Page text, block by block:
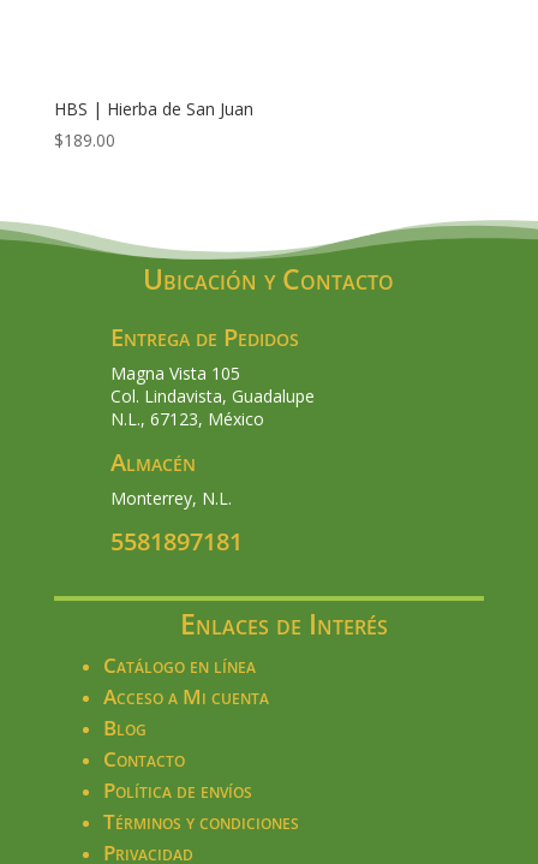
HBS | Hierba de San Juan
$189.00
Ubicación y Contacto
Entrega de Pedidos
Magna Vista 105
Col. Lindavista, Guadalupe
N.L., 67123, México
Almacén
Monterrey, N.L.
5581897181
Enlaces de Interés
Catálogo en línea
Acceso a Mi cuenta
Blog
Contacto
Política de envíos
Términos y condiciones
Privacidad